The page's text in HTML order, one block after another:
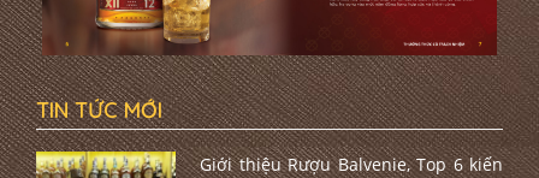
TIN TỨC MỚI
Giới thiệu Rượu Balvenie, Top 6 kiến